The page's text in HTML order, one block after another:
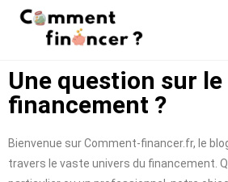
Une question sur le
financement ?
Bienvenue sur Comment-financer.fr, le
travers le vaste univers du financement.